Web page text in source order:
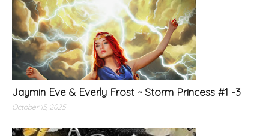
Jaymin Eve & Everly Frost ~ Storm Princess #1 -3
October 15, 2025